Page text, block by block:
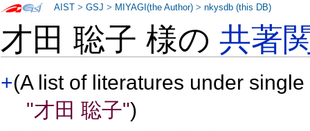
才田 聡子 様の共著
+(A list of literatures under
"才田 聡子")
AIST >GSJ > MIYAGI(the Author) >nkysdb (this DB)